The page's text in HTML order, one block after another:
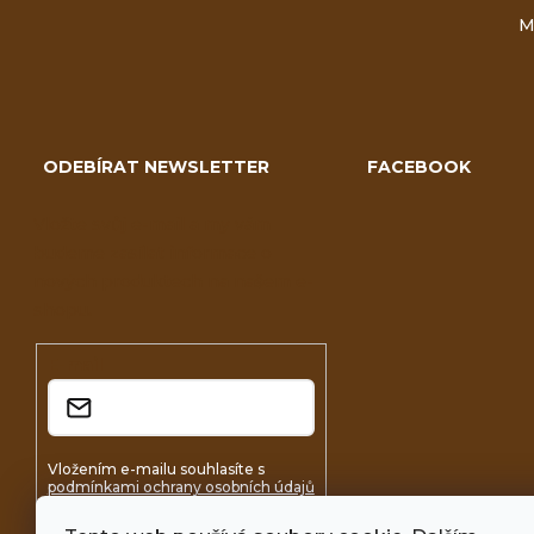
ODEBÍRAT NEWSLETTER
Vložením e-mailu souhlasíte s
podmínkami ochrany osobních údajů
FACEBOOK